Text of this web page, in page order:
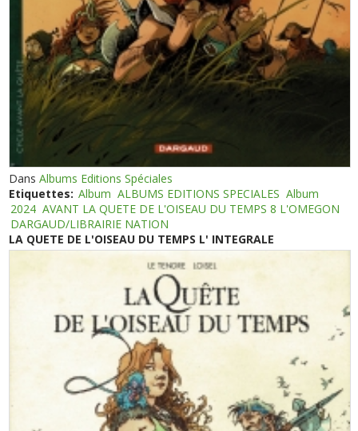
DansAlbums Editions Spéciales
Etiquettes: Album ALBUMS EDITIONS SPECIALES Album
2024 AVANT LA QUETE DE L'OISEAU DU TEMPS 8 L'OMEGON
DARGAUD/LIBRAIRIE NATION
LA QUETE DE L'OISEAU DU TEMPS L' INTEGRALE